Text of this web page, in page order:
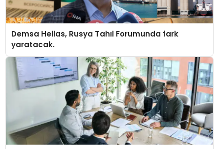
Demsa Hellas, Rusya Tahıl Forumunda fark
yaratacak.